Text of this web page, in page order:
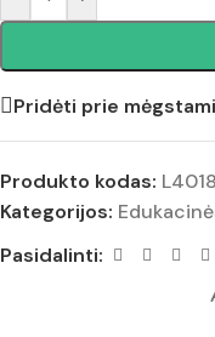
Pridėti prie
Produkto kodas:
Kategorijos:
Pasidalinti: